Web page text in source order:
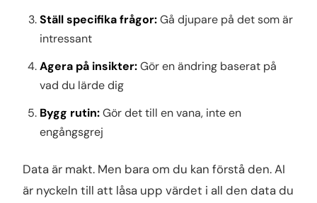
Ställ specifika frågor:Gå djupare på det som är
intressant
Agera på insikter:Gör en ändring baserat på
vad du lärde dig
Bygg rutin:Gör det till en vana, inte en
engångsgrej
Data är makt. Men bara om du kan förstå den. AI
är nyckeln till att låsa upp värdet i all den data du